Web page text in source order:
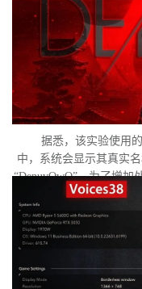
据悉，该实验使用
中，系统会显示其真实
“DenuvOwO”。为了增
置了低分辨率，并将所有
同条件下进行：内存完
闭，并且两